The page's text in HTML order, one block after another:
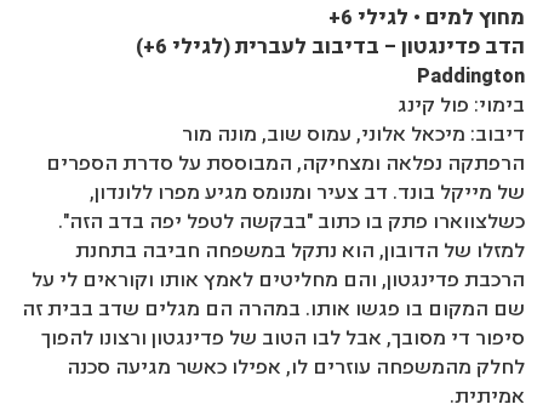
מחוץ למים • לגילי 6+
הדב פדינגטון – בדיבוב לעברית (לגילי 6+)
Paddington
בימוי: פול קינג
דיבוב: מיכאל אלוני, עמוס שוב, מונה מור
הרפתקה נפלאה ומצחיקה, המבוססת על סדרת הספרים
של מייקל בונד. דב צעיר ומנומס מגיע מפרו ללונדון,
כשלצווארו פתק בו כתוב "בבקשה לטפל יפה בדב הזה".
למזלו של הדובון, הוא נתקל במשפחה חביבה בתחנת
הרכבת פדינגטון, והם מחליטים לאמץ אותו וקוראים לי על
שם המקום בו פגשו אותו. במהרה הם מגלים שדב בבית זה
סיפור די מסובך, אבל לבו הטוב של פדינגטון ורצונו להפוך
לחלק מהמשפחה עוזרים לו, אפילו כאשר מגיעה סכנה
אמיתית.